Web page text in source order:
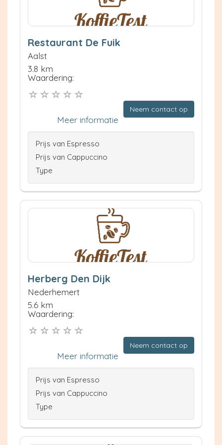
Restaurant De Fuik
Aalst
3.8 km
Waardering:
Neem contact op
Meer informatie
Prijs van Espresso
Prijs van Cappuccino
Type
Herberg Den Dijk
Nederhemert
5.6 km
Waardering:
Neem contact op
Meer informatie
Prijs van Espresso
Prijs van Cappuccino
Type